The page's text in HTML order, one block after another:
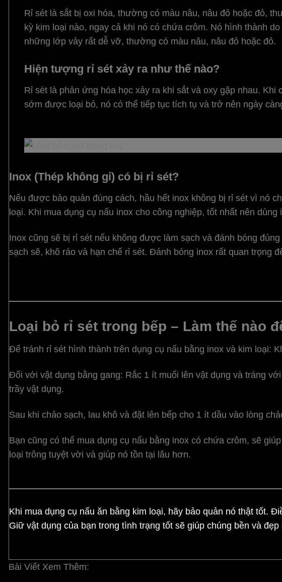
Rỉ sét là sắt bị oxi hóa, thường có màu nâu, nâu đỏ hoặc đỏ,
kỳ kim loại nào, ngay cả khi nó có chứa crôm. Nó hình thành
những lớp vảy rất dễ vỡ, thường có màu nâu, nâu đỏ hoặc đỏ.
Hiện tượng rỉ sét xảy ra như thế nào?
Rỉ sét là phản ứng hóa học xảy ra khi sắt và oxy gặp nhau.
sớm được loại bỏ, nó có thể tiếp tục tích tụ và trở nên ngày
Inox (Thép không gỉ) có bị rỉ sét?
Nếu được bảo quản đúng cách, hầu hết inox không bị rỉ sét vì nó
loại. Khi mua dụng cụ nấu inox cho công nghiệp, tốt nhất nên
Inox cũng sẽ bị rỉ sét nếu không được làm sạch và đánh bóng
sạch sẽ, khô ráo và hạn chế rỉ sét. Đánh bóng inox rất quan trọng
Loại bỏ rỉ sét trong bếp – Làm thế nào
Để tránh rỉ sét hình thành trên dụng cụ nấu bằng inox và kim loại:
Đối với vật dụng bằng gang: Rắc 1 ít muối lên vật dụng và tráng
trầy vật dụng.
Sau khi chảo sạch, lau khô và đặt lên bếp cho 1 ít dầu vào lòng
Bạn cũng có thể mua dụng cụ nấu bằng inox có chứa crôm, sẽ
loại trông tuyệt vời và giúp nó tồn tại lâu hơn.
Khi mua dụng cụ nấu ăn bằng kim loại, hãy bảo quản nó thật tốt.
Giữ vật dụng của bạn trong tình trạng tốt sẽ giúp chúng bền và
Bài Viết Xem Thêm: